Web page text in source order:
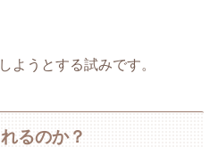
ようとする試みです。
るのか？